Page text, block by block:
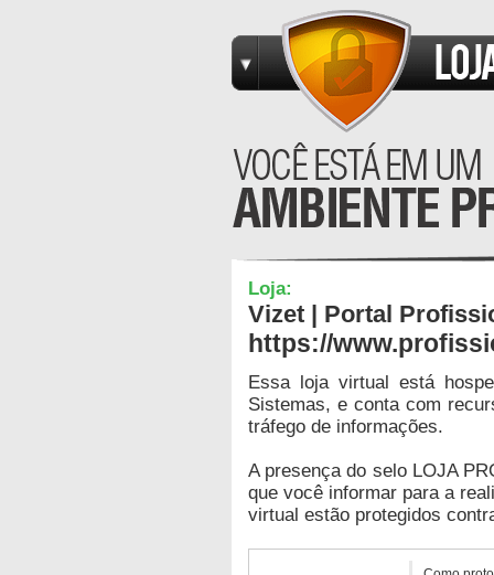
Loja:
Vizet | Portal
https://
Essa loja virtual está
Sistemas, e conta com
tráfego de informações.
A presença do selo LOJA
que você informar para a
virtual estão protegidos